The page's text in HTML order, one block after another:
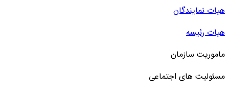
هیات نمایندگان
هیات رئیسه
ماموریت سازمان
مسئولیت های اجتماعی